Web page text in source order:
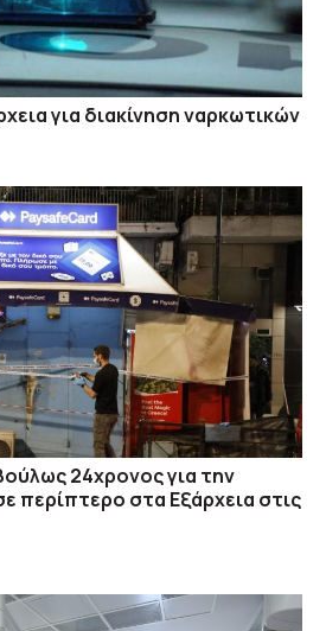
για διακίνηση ναρκωτικών
24χρονος για την
περίπτερο στα Εξάρχεια στις